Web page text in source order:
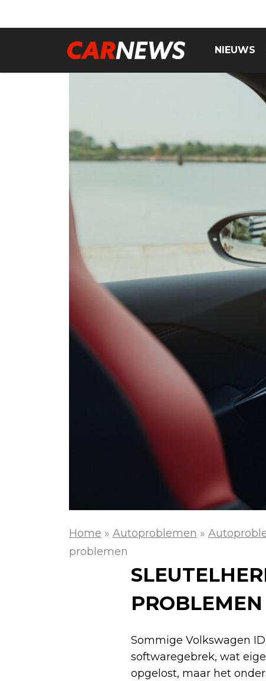
NIEUWS
Home » Autoproblemen »
problemen
PROBLEMEN
Sommige Volkswagen
softwaregebrek, wat
opgelost, maar het